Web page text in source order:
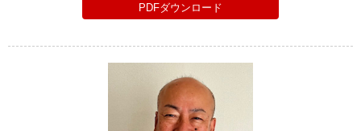
PDFダウンロード